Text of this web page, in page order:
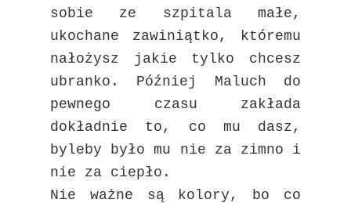
sobie ze szpitala małe,
ukochane zawiniątko, któremu
nałożysz jakie tylko chcesz
ubranko. Później Maluch do
pewnego czasu zakłada
dokładnie to, co mu dasz,
byleby było mu nie za zimno i
nie za ciepło.
Nie ważne są kolory, bo co